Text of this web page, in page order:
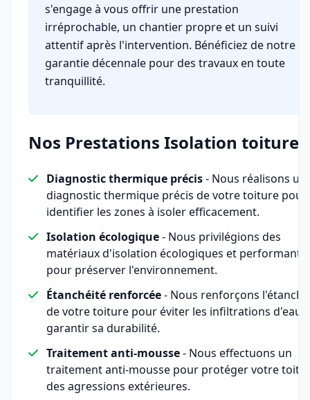
s'engage à vous offrir une prestation
irréprochable, un chantier propre et un suivi
attentif après l'intervention. Bénéficiez de notre
garantie décennale pour des travaux en toute
tranquillité.
Nos Prestations Isolation toiture
Diagnostic thermique précis- Nous réalisons un
diagnostic thermique précis de votre toiture pour
identifier les zones à isoler efficacement.
Isolation écologique- Nous privilégions des
matériaux d'isolation écologiques et performants
pour préserver l'environnement.
Étanchéité renforcée- Nous renforçons
de votre toiture pour éviter les infiltrations d'eau
garantir sa durabilité.
Traitement anti-mousse- Nous effectuons un
traitement anti-mousse pour protéger votre
des agressions extérieures.